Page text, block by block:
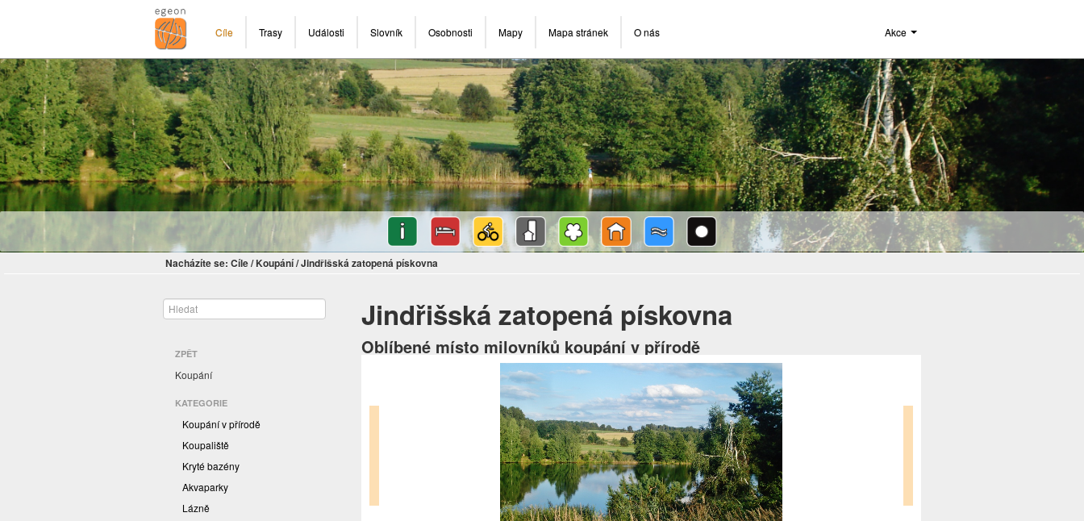
Cíle Trasy Události Slovník Osobnosti Mapy Mapa stránek O nás Akce
Nacházíte se: Cíle/ Koupání/Jindřišská zatopená pískovna
ZPĚT
Koupání
KATEGORIE
Koupání v přírodě
Koupaliště
Kryté bazény
Akvaparky
Lázně
Jindřišská zatopená pískovna
Oblíbené místo milovníků koupání v přírodě